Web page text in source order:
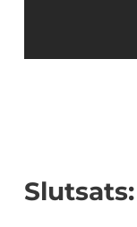
Slutsats: